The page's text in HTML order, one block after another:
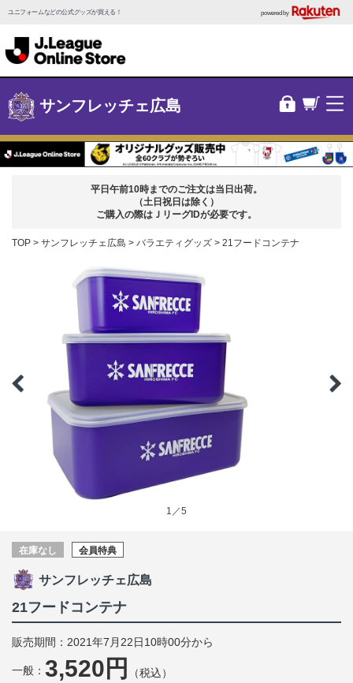
ユニフォームなどの公式グッズが買える！ powered by
サンフレッチェ広島
平日午前10時までのご注文は当日出荷。
（土日祝日は除く）
ご購入の際はＪリーグIDが必要です。
TOP サンフレッチェ広島 バラエティグッズ 21フードコンテナ
1／5
在庫なし 会員特典
サンフレッチェ広島
21フードコンテナ
販売期間：2021年7月22日10時00分から
一般： 3,520円 （税込）